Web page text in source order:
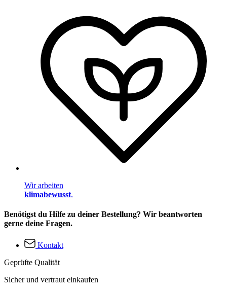
Wir arbeiten
klimabewusst.
Benötigst du Hilfe zu deiner Bestellung? Wir beantworten
gerne deine Fragen.
Kontakt
Geprüfte Qualität
Sicher und vertraut einkaufen